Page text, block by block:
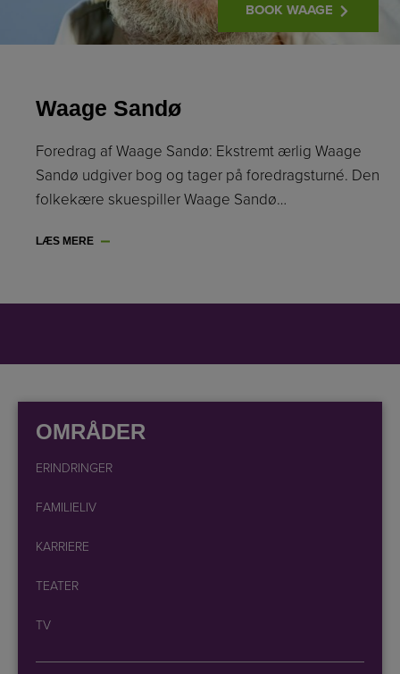
Waage Sandø
Foredrag af Waage Sandø: Ekstremt ærlig Waage
Sandø udgiver bog og tager på foredragsturné. Den
folkekære skuespiller Waage Sandø…
LÆS MERE
BOOK WAAGE
OMRÅDER
ERINDRINGER
FAMILIELIV
KARRIERE
TEATER
TV